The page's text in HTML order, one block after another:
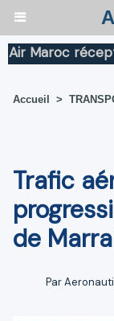
réceptionne
Accueil >
Trafic
de
Par